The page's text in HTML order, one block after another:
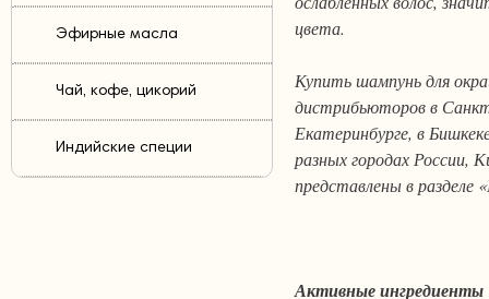
цвета.
Купить шампунь для
дистрибьюторов в
Екатеринбурге, в
разных городах России,
представлены в
Активные ингредиенты
Эфирные масла
Чай, кофе, цикорий
Индийские специи